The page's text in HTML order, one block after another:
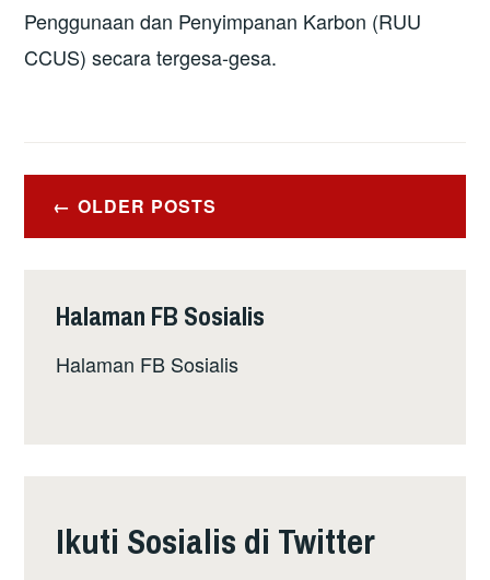
Penggunaan dan Penyimpanan Karbon (RUU
CCUS) secara tergesa-gesa.
Posts
navigation
OLDER POSTS
Halaman FB Sosialis
Halaman FB Sosialis
Ikuti Sosialis di Twitter